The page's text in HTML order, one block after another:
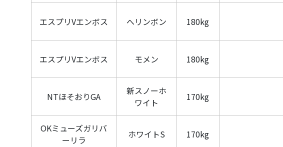
エスプリVエンボス へリンボン 180kg
エスプリVエンボス モメン 180kg
NTほそおりGA
新スノーホ
ワイト
170kg
OKミューズガリバ
ーリラ
ホワイトS 170kg